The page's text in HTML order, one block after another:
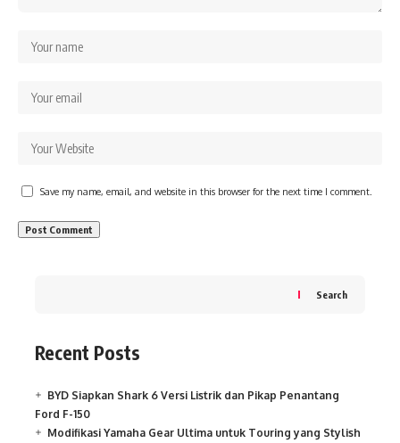
Save my name, email, and website in this browser for the next time I comment.
Search
Recent Posts
BYD Siapkan Shark 6 Versi Listrik dan Pikap Penantang
Ford F-150
Modifikasi Yamaha Gear Ultima untuk Touring yang Stylish